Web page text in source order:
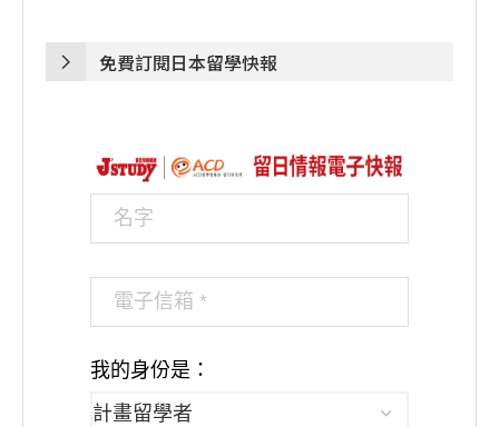
免費訂閱日本留學快報
我的身份是：